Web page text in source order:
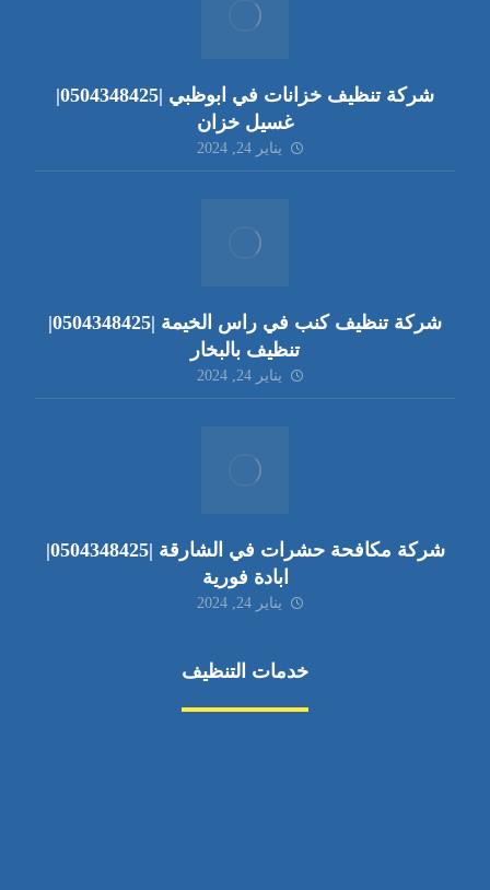
شركة تنظيف خزانات في ابوظبي |0504348425|
غسيل خزان
يناير 24, 2024
شركة تنظيف كنب في راس الخيمة |0504348425|
تنظيف بالبخار
يناير 24, 2024
شركة مكافحة حشرات في الشارقة |0504348425|
ابادة فورية
يناير 24, 2024
خدمات التنظيف